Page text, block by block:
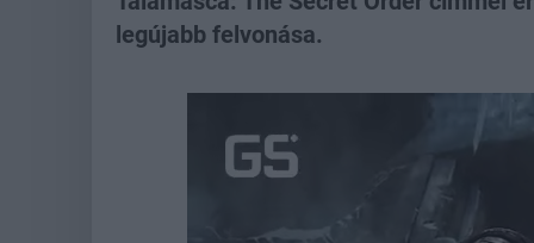
legújabb felvonása.